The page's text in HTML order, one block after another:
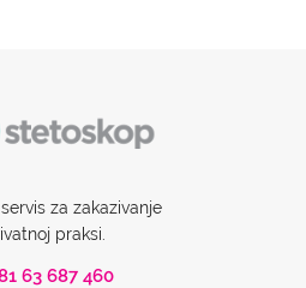
za zakazivanje
praksi.
63 687 460